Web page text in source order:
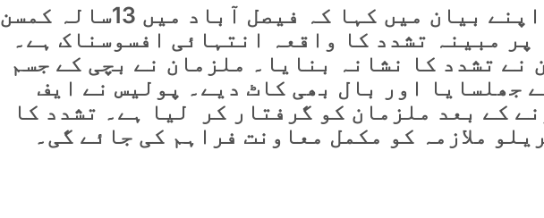
سارہ احمد نے اپنے بیان میں کہا کہ فیصل آباد میں 13سالہ کمسن
پر مبینہ تشدد کا واقعہ انتہائی افسوسناک ہے۔
نے تشدد کا نشانہ بنایا۔ ملزمان نے بچی کے جسم
جھلسایا اور بال بھی کاٹ دیے۔ پولیس نے ایف
کے بعد ملزمان کو گرفتار کر لیا ہے۔ تشدد کا
ملازمہ کو مکمل معاونت فراہم کی جائے گی۔